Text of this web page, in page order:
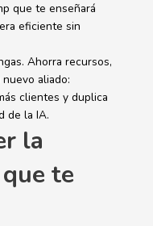
que te enseñará
eficiente sin
Ahorra recursos,
aliado:
clientes y duplica
de la IA.
la
te